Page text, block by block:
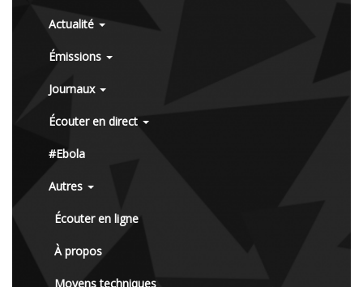
Actualité
Émissions
Journaux
Écouter en direct
#Ebola
Autres
Écouter en ligne
À propos
Moyens techniques